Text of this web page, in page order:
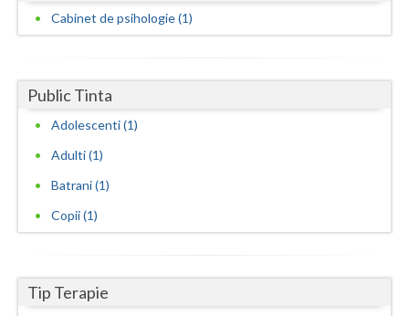
Neamt
Prahova
Salaj
Teleorman
Cabinet de psihologie (1)
Public Tinta
Adolescenti (1)
Adulti (1)
Batrani (1)
Copii (1)
Tip Terapie